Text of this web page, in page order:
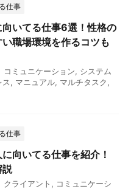
仕事
いてる仕事6選！性格の
職場環境を作るコツも
コミュニケーション, システム
ス, マニュアル, マルチタスク,
仕事
向いてる仕事を紹介！
説
クライアント , コミュニケーシ